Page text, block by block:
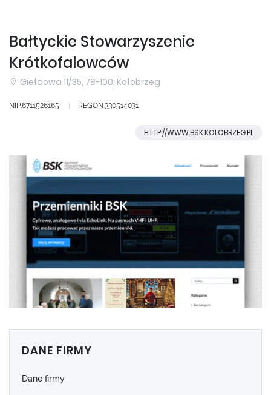
Bałtyckie Stowarzyszenie
Krótkofalowców
Giełdowa 11/35, 78-100, Kołobrzeg
NIP:6711526165 REGON:330514031
HTTP://WWW.BSK.KOLOBRZEG.PL
DANE FIRMY
Dane firmy